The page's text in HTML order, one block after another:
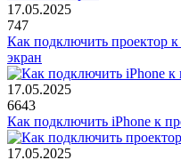
17.05.2025
747
Как подключить проектор
экран
17.05.2025
6643
Как подключить iPhone к
17.05.2025